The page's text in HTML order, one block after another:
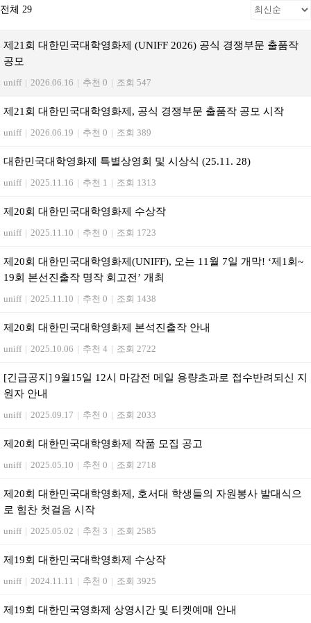
전체 29
제21회 대한민국대학영화제 (UNIFF 2026) 공식 경쟁부문 출품작
공모
uniff | 2026.06.16 | 추천 0 | 조회 547
제21회 대한민국대학영화제, 공식 경쟁부문 출품작 공모 시작
uniff | 2026.06.19 | 추천 0 | 조회 389
대한민국대학영화제 특별상영회 및 시상식 (25.11. 28)
uniff | 2025.11.16 | 추천 1 | 조회 1313
제20회 대한민국대학영화제 수상작
uniff | 2025.11.10 | 추천 0 | 조회 1723
제20회 대한민국대학영화제(UNIFF), 오는 11월 7일 개막! ‘제1회~
19회 본선진출작 명작 회고전’ 개최
uniff | 2025.11.10 | 추천 0 | 조회 1438
제20회 대한민국대학영화제 본석진출작 안내
uniff | 2025.10.06 | 추천 4 | 조회 2722
[긴급공지] 9월15일 12시 마감전 메일 용량초과로 접수반려되신 지
원자 안내
uniff | 2025.09.17 | 추천 0 | 조회 2033
제20회 대한민국대학영화제 작품 모집 공고
uniff | 2025.05.10 | 추천 0 | 조회 2718
제20회 대한민국대학영화제, 호서대 학생들의 자원봉사 발대식으
로 힘찬 첫걸음 시작
uniff | 2025.05.02 | 추천 3 | 조회 2585
제19회 대한민국대학영화제 수상작
uniff | 2024.11.11 | 추천 0 | 조회 3925
제19회 대한민국영화제 상영시간 및 티켓예매 안내